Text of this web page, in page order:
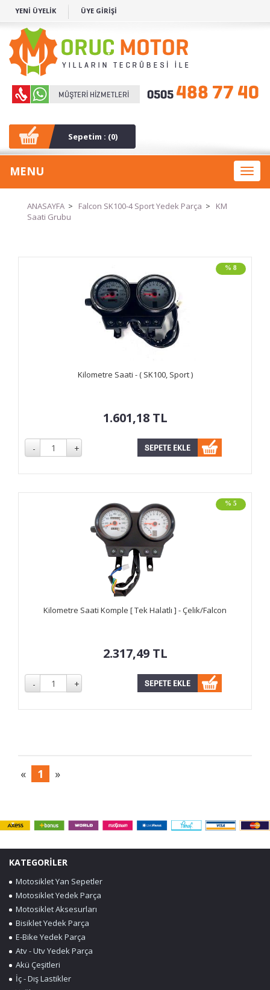
YENİ ÜYELİK ÜYE GİRİŞİ
Sepetim : (0)
Toggle
MENU
ANASAYFA > Falcon SK100-4 Sport Yedek Parça >
KM
Saati Grubu
% 8
Kilometre Saati - ( SK100, Sport )
1.601,18 TL
% 5
Kilometre Saati Komple [ Tek Halatlı ] - Çelik/Falcon
2.317,49 TL
« 1 »
KATEGORİLER
Motosiklet Yan Sepetler
Motosiklet Yedek Parça
Motosiklet Aksesurları
Bisiklet Yedek Parça
E-Bike Yedek Parça
Atv - Utv Yedek Parça
Akü Çeşitleri
İç - Dış Lastikler